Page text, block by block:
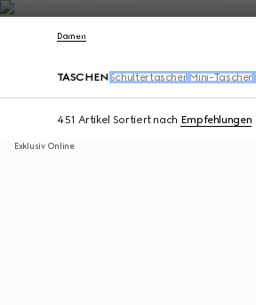
Kontakt
Damen
TASCHEN Schultertaschen Mini-Taschen
451 Artikel Sortiert nach Empfehlungen
Exklusiv Online